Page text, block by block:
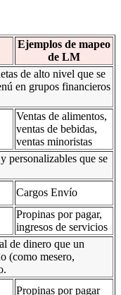
Ejemplos de mapeo
de LM
de alto nivel que se
en grupos financieros
Ventas de alimentos,
ventas de bebidas,
ventas minoristas
personalizables que se
Cargos Envío
Propinas por pagar,
ingresos de servicios
de dinero que un
(como mesero,
Propinas por pagar